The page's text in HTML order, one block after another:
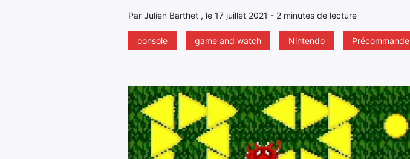
Par Julien Barthet , le 17 juillet 2021 - 2 minutes de lecture
console game and watch Nintendo Précommande